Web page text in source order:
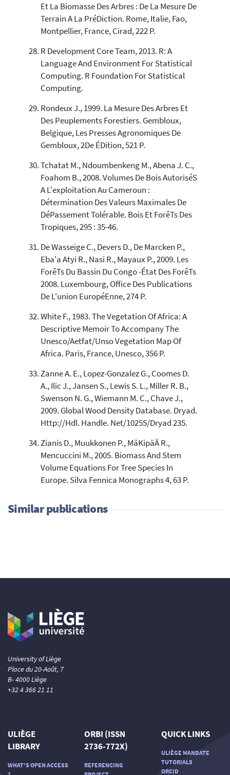
Et La Biomasse Des Arbres : De La Mesure De
Terrain A La PréDiction. Rome, Italie, Fao,
Montpellier, France, Cirad, 222 P.
R Development Core Team, 2013. R: A
Language And Environment For Statistical
Computing. R Foundation For Statistical
Computing.
Rondeux J., 1999. La Mesure Des Arbres Et
Des Peuplements Forestiers. Gembloux,
Belgique, Les Presses Agronomiques De
Gembloux, 2De ÉDition, 521 P.
Tchatat M., Ndoumbenkeng M., Abena J. C.,
Foahom B., 2008. Volumes De Bois AutoriséS
A L'exploitation Au Cameroun :
Détermination Des Valeurs Maximales De
DéPassement Tolérable. Bois Et ForêTs Des
Tropiques, 295 : 35-46.
De Wasseige C., Devers D., De Marcken P.,
Eba'a Atyi R., Nasi R., Mayaux P., 2009. Les
ForêTs Du Bassin Du Congo -État Des ForêTs
2008. Luxembourg, Office Des Publications
De L'union EuropéEnne, 274 P.
White F., 1983. The Vegetation Of Africa: A
Descriptive Memoir To Accompany The
Unesco/Aetfat/Unso Vegetation Map Of
Africa. Paris, France, Unesco, 356 P.
Zanne A. E., Lopez-Gonzalez G., Coomes D.
A., Ilic J., Jansen S., Lewis S. L., Miller R. B.,
Swenson N. G., Wiemann M. C., Chave J.,
2009. Global Wood Density Database. Dryad.
Http://Hdl. Handle. Net/10255/Dryad 235.
Zianis D., Muukkonen P., MäKipäÄ R.,
Mencuccini M., 2005. Biomass And Stem
Volume Equations For Tree Species In
Europe. Silva Fennica Monographs 4, 63 P.
Similar publications
University of Liège
Place du 20-Août, 7
B- 4000 Liège
+32 4 366 21 11
ULIÈGE
LIBRARY
WHAT'S OPEN ACCESS
ORBI (ISSN
2736-772X)
REFERENCING
QUICK LINKS
ULIÈGE MANDATE
TUTORIALS
ORCID